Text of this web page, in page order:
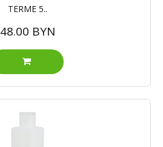
TERME 5..
48.00 BYN